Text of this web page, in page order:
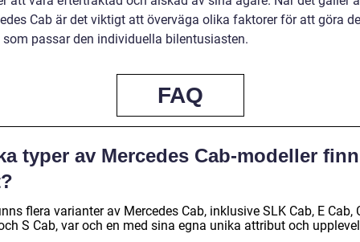
Cab är det viktigt att överväga olika faktorer för att göra
som passar den individuella bilentusiasten.
FAQ
typer av Mercedes Cab-modeller
flera varianter av Mercedes Cab, inklusive SLK Cab, E Cab,
S Cab, var och en med sina egna unika attribut och